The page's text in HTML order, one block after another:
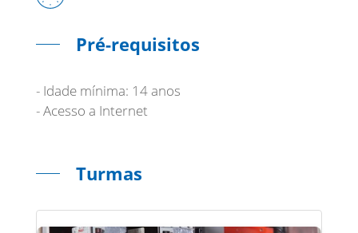
Pré-requisitos
- Idade mínima: 14 anos
- Acesso a Internet
Turmas